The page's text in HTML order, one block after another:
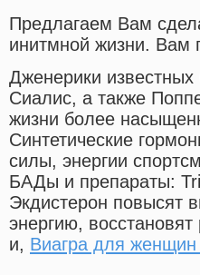
Предлагаем Вам
инитмной жизни. Вам
Дженерики известных
Сиалис, а также
жизни более
Синтетические
силы, энергии
БАДы и препараты:
Экдистерон повысят
энергию,
и, Виагра для женщин